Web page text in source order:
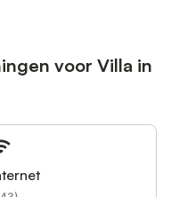
voor Villa in